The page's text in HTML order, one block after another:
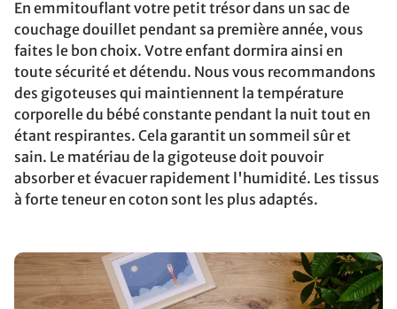
En emmitouflant votre petit trésor dans un sac de
couchage douillet pendant sa première année, vous
faites le bon choix. Votre enfant dormira ainsi en
toute sécurité et détendu. Nous vous recommandons
des gigoteuses qui maintiennent la température
corporelle du bébé constante pendant la nuit tout en
étant respirantes. Cela garantit un sommeil sûr et
sain. Le matériau de la gigoteuse doit pouvoir
absorber et évacuer rapidement l'humidité. Les tissus
à forte teneur en coton sont les plus adaptés.